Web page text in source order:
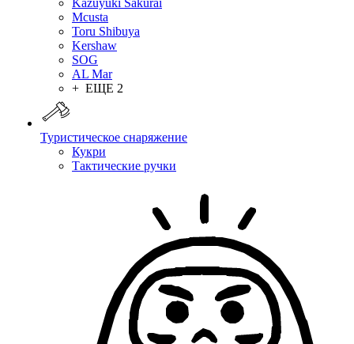
Kazuyuki Sakurai
Mcusta
Toru Shibuya
Kershaw
SOG
AL Mar
+ ЕЩЕ 2
Туристическое снаряжение
Кукри
Тактические ручки